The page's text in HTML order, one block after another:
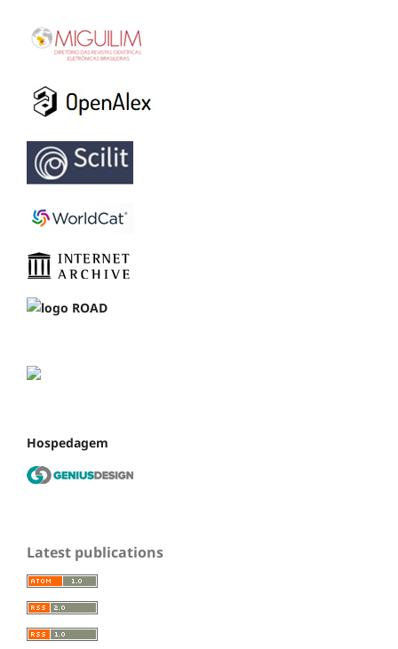
Hospedagem
Latest publications